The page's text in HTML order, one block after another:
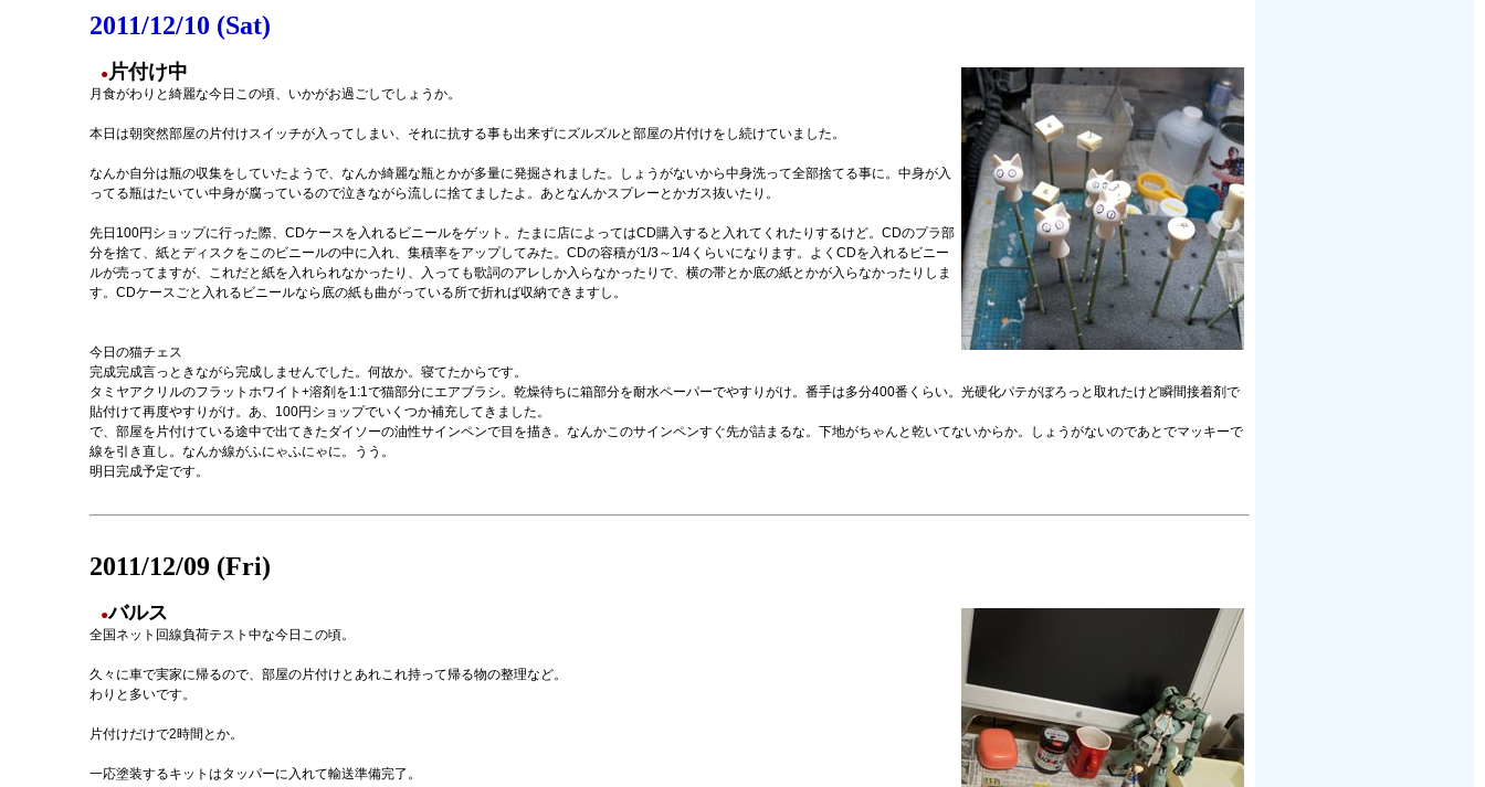
2011/12/10 (Sat)
●片付け中
月食がわりと綺麗な今日この頃、いかがお過ごしでしょうか。
本日は朝突然部屋の片付けスイッチが入ってしまい、それに抗する事も出来ずにズルズルと部屋の片付けをし続けていました。
なんか自分は瓶の収集をしていたようで、なんか綺麗な瓶とかが多量に発掘されました。しょうがないから中身洗って全部捨てる事に。中身が入
ってる瓶はたいてい中身が腐っているので泣きながら流しに捨てましたよ。あとなんかスプレーとかガス抜いたり。
先日100円ショップに行った際、CDケースを入れるビニールをゲット。たまに店によってはCD購入すると入れてくれたりするけど。CDのプラ部
分を捨て、紙とディスクをこのビニールの中に入れ、集積率をアップしてみた。CDの容積が1/3～1/4くらいになります。よくCDを入れるビニー
ルが売ってますが、これだと紙を入れられなかったり、入っても歌詞のアレしか入らなかったりで、横の帯とか底の紙とかが入らなかったりしま
す。CDケースごと入れるビニールなら底の紙も曲がっている所で折れば収納できますし。
今日の猫チェス
完成完成言っときながら完成しませんでした。何故か。寝てたからです。
タミヤアクリルのフラットホワイト+溶剤を1:1で猫部分にエアブラシ。乾燥待ちに箱部分を耐水ペーパーでやすりがけ。番手は多分400番くらい。光硬化パテがぼろっと取れたけど瞬間接着剤で
貼付けて再度やすりがけ。あ、100円ショップでいくつか補充してきました。
で、部屋を片付けている途中で出てきたダイソーの油性サインペンで目を描き。なんかこのサインペンすぐ先が詰まるな。下地がちゃんと乾いてないからか。しょうがないのであとでマッキーで
線を引き直し。なんか線がふにゃふにゃに。うう。
明日完成予定です。
2011/12/09 (Fri)
●バルス
全国ネット回線負荷テスト中な今日この頃。
久々に車で実家に帰るので、部屋の片付けとあれこれ持って帰る物の整理など。
わりと多いです。
片付けだけで2時間とか。
一応塗装するキットはタッパーに入れて輸送準備完了。